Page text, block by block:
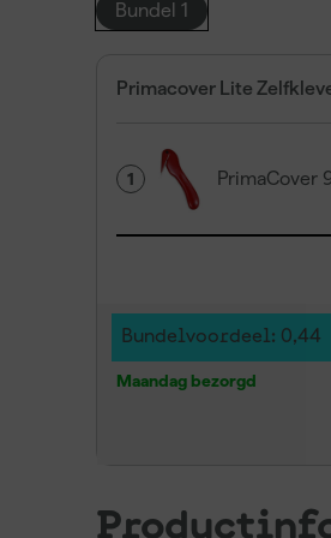
Bundel 1
Primacover Lite
1 PrimaCover
Bundelvoordeel: 0,44
Maandag bezorgd